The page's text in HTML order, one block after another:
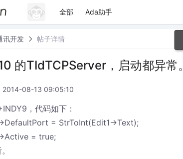
全部 Ada助手
讯开发 帖子详情
的TIdTCPServer，启动都异常。
2014-08-13 09:05:10
，代码如下：
= StrToInt(Edit1->Text);
= true;